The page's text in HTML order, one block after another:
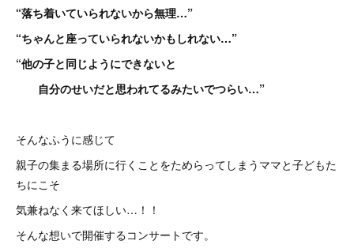
“落ち着いていられないから無理…”
“ちゃんと座っていられないかもしれない…”
“他の子と同じようにできないと
自分のせいだと思われてるみたいでつらい…”
そんなふうに感じて
親子の集まる場所に行くことをためらってしまうママと子どもた
ちにこそ
気兼ねなく来てほしい…！！
そんな想いで開催するコンサートです。